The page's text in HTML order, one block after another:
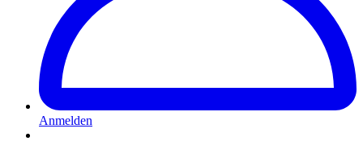
Anmelden